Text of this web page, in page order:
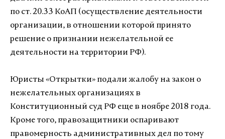
по ст. 20.33 КоАП (осуществление деятельности
организации, в отношении которой принято
решение о признании нежелательной ее
деятельности на территории РФ).
Юристы «Открытки» подали жалобу на закон о
нежелательных организациях в
Конституционный суд РФ еще в ноябре 2018 года.
Кроме того, правозащитники оспаривают
правомерность административных дел по тому